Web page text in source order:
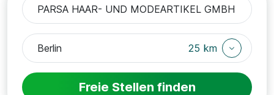
25 km
Freie Stellen finden